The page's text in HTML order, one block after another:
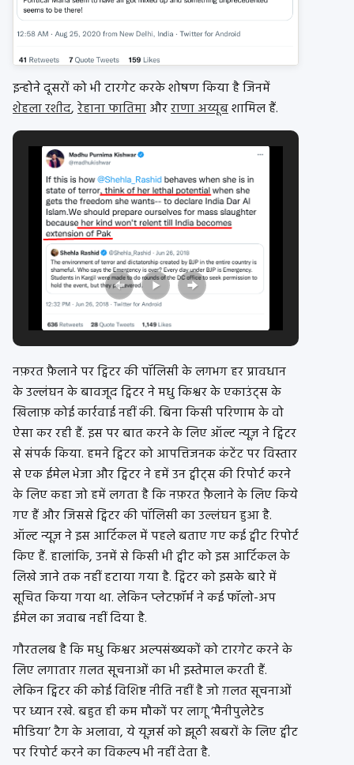
इन्होने दूसरों को भी टारगेट करके शोषण किया है जिनमें
शेहला रशीद,रेहाना फातिमाऔरराणा अय्यूबशामिल हैं.
नफ़रत फ़ैलाने पर ट्विटर की पॉलिसी के लगभग हर प्रावधान
के उल्लंघन के बावजूद ट्विटर ने मधु किश्वर के एकाउंट्स के
खिलाफ़ कोई कार्रवाई नहीं की. बिना किसी परिणाम के वो
ऐसा कर रही हैं. इस पर बात करने के लिए ऑल्ट न्यूज़ ने ट्विटर
से संपर्क किया. हमने ट्विटर को आपत्तिजनक कंटेंट पर विस्तार
से एक ईमेल भेजा और ट्विटर ने हमें उन ट्वीट्स की रिपोर्ट करने
के लिए कहा जो हमें लगता है कि नफ़रत फ़ैलाने के लिए किये
गए हैं और जिससे ट्विटर की पॉलिसी का उल्लंघन हुआ है.
ऑल्ट न्यूज़ ने इस आर्टिकल में पहले बताए गए कई ट्वीट रिपोर्ट
किए हैं. हालांकि, उनमें से किसी भी ट्वीट को इस आर्टिकल के
लिखे जाने तक नहीं हटाया गया है. ट्विटर को इसके बारे में
सूचित किया गया था. लेकिन प्लेटफ़ॉर्म ने कई फॉलो-अप
ईमेल का जवाब नहीं दिया है.
गौरतलब है कि मधु किश्वर अल्पसंख्यकों को टारगेट करने के
लिए लगातार ग़लत सूचनाओं का भी इस्तेमाल करती हैं.
लेकिन ट्विटर की कोई विशिष्ट नीति नहीं है जो ग़लत सूचनाओं
पर ध्यान रखे. बहुत ही कम मौकों पर लागू ‘मैनीपुलेटेड
मीडिया’ टैग के अलावा, ये यूज़र्स को झूठी खबरों के लिए ट्वीट
पर रिपोर्ट करने का विकल्प भी नहीं देता है.